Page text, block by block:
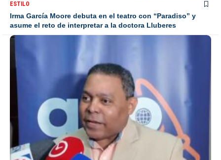
ESTILO
Irma García Moore debuta en el teatro con “Paradiso” y
asume el reto de interpretar a la doctora Lluberes